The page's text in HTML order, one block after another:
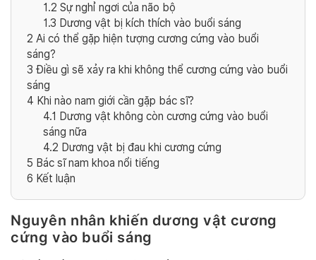
1.2 Sự nghỉ ngơi của não bộ
1.3 Dương vật bị kích thích vào buổi sáng
2 Ai có thể gặp hiện tượng cương cứng vào buổi
sáng?
3 Điều gì sẽ xảy ra khi không thể cương cứng vào buổi
sáng
4 Khi nào nam giới cần gặp bác sĩ?
4.1 Dương vật không còn cương cứng vào buổi
sáng nữa
4.2 Dương vật bị đau khi cương cứng
5 Bác sĩ nam khoa nổi tiếng
6 Kết luận
Nguyên nhân khiến dương vật cương
cứng vào buổi sáng